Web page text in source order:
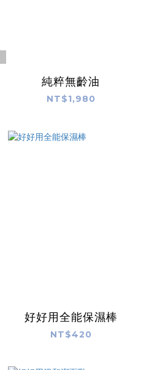
純粹無齡油
NT$1,980
好好用全能保濕棒
NT$420